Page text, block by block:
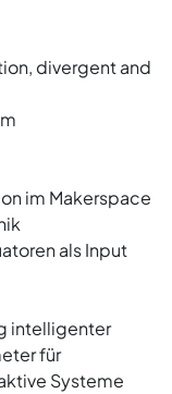
divergent and
im Makerspace
als Input
intelligenter
für
Systeme